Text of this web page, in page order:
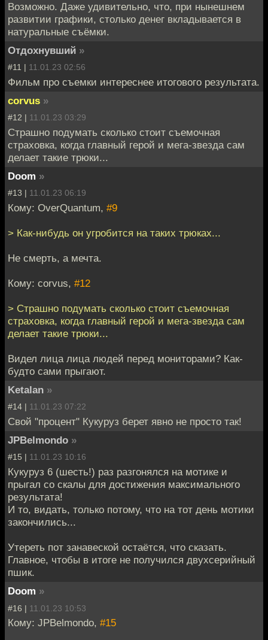
Возможно. Даже удивительно, что, при нынешнем
развитии графики, столько денег вкладывается в
натуральные съёмки.
Отдохнувший »
#11 | 11.01.23 02:56
Фильм про съемки интереснее итогового результата.
corvus »
#12 | 11.01.23 03:29
Страшно подумать сколько стоит съемочная
страховка, когда главный герой и мега-звезда сам
делает такие трюки...
Doom »
#13 | 11.01.23 06:19
Кому: OverQuantum, #9
> Как-нибудь он угробится на таких трюках...
Не смерть, а мечта.
Кому: corvus, #12
> Страшно подумать сколько стоит съемочная
страховка, когда главный герой и мега-звезда сам
делает такие трюки...
Видел лица лица людей перед мониторами? Как-
будто сами прыгают.
Ketalan »
#14 | 11.01.23 07:22
Свой "процент" Кукуруз берет явно не просто так!
JPBelmondo »
#15 | 11.01.23 10:16
Кукуруз 6 (шесть!) раз разгонялся на мотике и
прыгал со скалы для достижения максимального
результата!
И то, видать, только потому, что на тот день мотики
закончились...
Утереть пот занавеской остаётся, что сказать.
Главное, чтобы в итоге не получился двухсерийный
пшик.
Doom »
#16 | 11.01.23 10:53
Кому: JPBelmondo, #15